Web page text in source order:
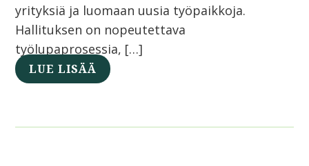
yrityksiä ja luomaan uusia työpaikkoja.
Hallituksen on nopeutettava
työlupaprosessia, […]
LUE LISÄÄ